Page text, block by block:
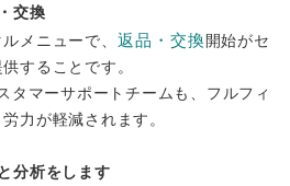
交換
メニューで、 返品・交換開始がセ
することです。
タマーサポートチームも、フルフィ
力が軽減されます。
分析をします